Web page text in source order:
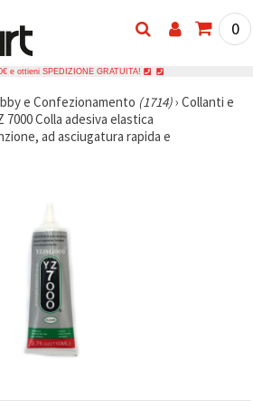
0
e ottieni SPEDIZIONE GRATUITA!
e Confezionamento (1714)› Collanti e
7000 Colla adesiva elastica
ad asciugatura rapida e